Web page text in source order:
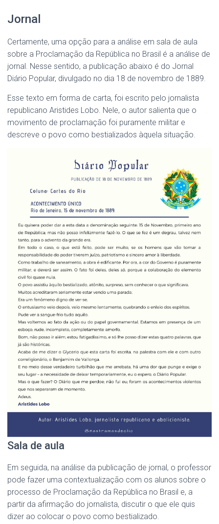
Jornal
Certamente, uma opção para a análise em sala de aula
sobre a Proclamação da República no Brasil é a análise de
jornal. Nesse sentido, a publicação abaixo é do Jornal
Diário Popular, divulgado no dia 18 de novembro de 1889.
Esse texto em forma de carta, foi escrito pelo jornalista
republicano Aristides Lobo. Nele, o autor salienta que o
movimento de proclamação foi puramente militar e
descreve o povo como bestializados àquela situação.
Sala de aula
Em seguida, na análise da publicação de jornal, o professor
pode fazer uma contextualização com os alunos sobre o
processo de Proclamação da República no Brasil e, a
partir da afirmação do jornalista, discutir o que ele quis
dizer ao colocar o povo como bestializado.